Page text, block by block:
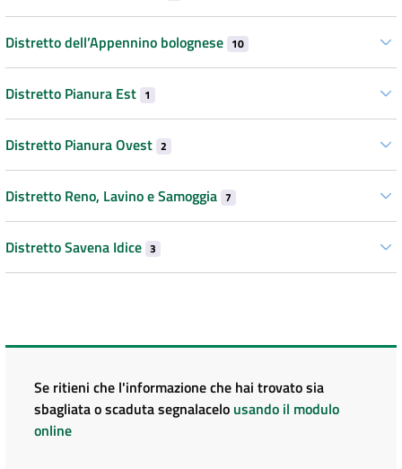
Distretto dell’Appennino bolognese 10
Distretto Pianura Est 1
Distretto Pianura Ovest 2
Distretto Reno, Lavino e Samoggia 7
Distretto Savena Idice 3
Se ritieni che l'informazione che hai trovato sia
sbagliata o scaduta segnalacelo usando il modulo
online